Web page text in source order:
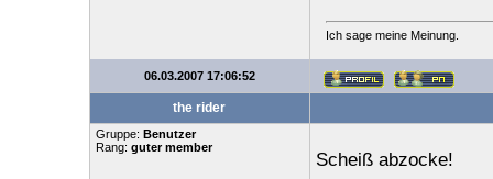
Ich sage meine Meinung.
06.03.2007 17:06:52
the rider
Gruppe: Benutzer
Rang: guter member
Scheiß abzocke!